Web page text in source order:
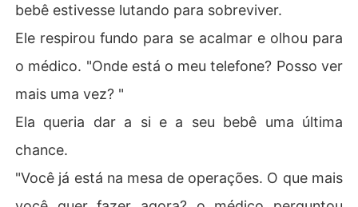
bebê estivesse lutando para sobreviver.
Ele respirou fundo para se acalmar e olhou para
o médico. "Onde está o meu telefone? Posso ver
mais uma vez? "
Ela queria dar a si e a seu bebê uma última
chance.
"Você já está na mesa de operações. O que mais